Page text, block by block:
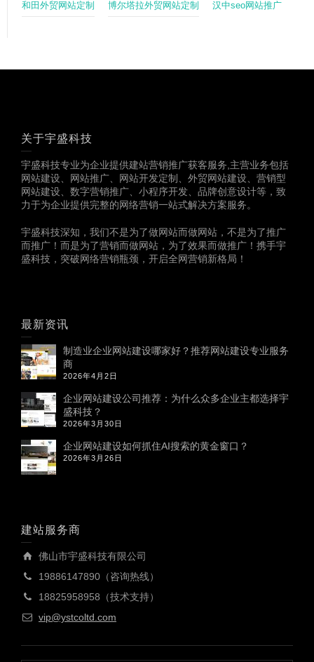
和田外贸网站定制 博尔塔拉外贸网站定制 汉中seo网站推广
关于宇盛科技
宇盛科技专业为企业提供建站营销推广获客服务,主营业务包括
网站建设、网站推广、网站开发定制、外贸网站建设、营销型
网站建设、数字营销推广、小程序开发、品牌创意设计等，致
力于为企业提供完整的网络营销一站式解决方案服务。
宇盛科技深知，我们不是为了做网站而做网站，不是为了推广
而推广！而是为了营销而做网站，为了效果而做推广！携手宇
盛科技，突破网络营销瓶颈，开启全网营销新格局！
最新资讯
制造业企业网站建设哪家好？推荐网站建设专业服务
商
2026年4月2日
企业网站建设公司推荐：为什么众多企业主都选择宇
盛科技？
2026年3月30日
企业网站建设如何抓住AI搜索的黄金窗口？
2026年3月26日
建站服务商
佛山市宇盛科技有限公司
19886147890（咨询热线）
18825958958（技术支持）
vip@ystcoltd.com